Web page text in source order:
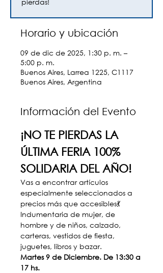
Horario y ubicación
09 de dic de 2025, 1:30 p. m. –
5:00 p. m.
Buenos Aires, Larrea 1225, C1117
Buenos Aires, Argentina
Información del Evento
¡NO TE PIERDAS LA
ÚLTIMA FERIA 100%
SOLIDARIA DEL AÑO!
Vas a encontrar artículos
especialmente seleccionados a
precios más que accesibles💃
Indumentaria de mujer, de
hombre y de niños, calzado,
carteras, vestidos de fiesta,
juguetes, libros y bazar.
Martes 9 de Diciembre. De 13:30 a
17 hs.